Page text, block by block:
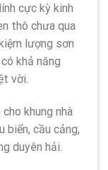
cực kỳ kinh
thô chưa qua
lượng sơn
khả năng
vời.
khung nhà
biển, cầu cảng,
duyên hải.